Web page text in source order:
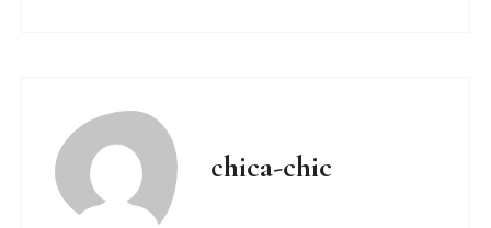
chica-chic